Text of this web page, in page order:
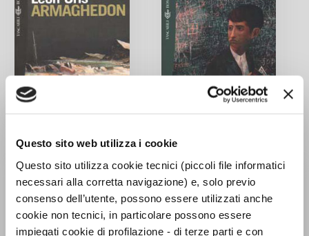
Questo sito web utilizza i cookie
Questo sito utilizza cookie tecnici (piccoli file informatici
necessari alla corretta navigazione) e, solo previo
consenso dell’utente, possono essere utilizzati anche
cookie non tecnici, in particolare possono essere
impiegati cookie di profilazione - di terze parti e con
Leon Uris
Leon Uris